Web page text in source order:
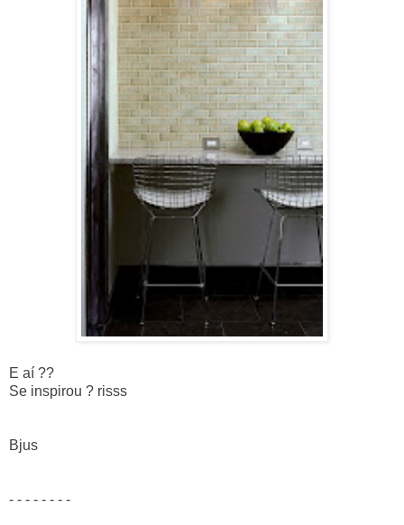
E aí ??
Se inspirou ? risss
Bjus
- - - - - - - -